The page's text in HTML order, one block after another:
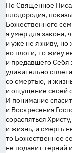
Но Священное
плодородия,
Божественного
я умер для закона,
и уже не я живу,
во плоти, то живу
и предавшего Себя
удивительно
со смертью, и
и ощущение своей
И понимание
и Воскресения
сораспяться
и жизнь, и смерть
то Божественное
не подавит терний